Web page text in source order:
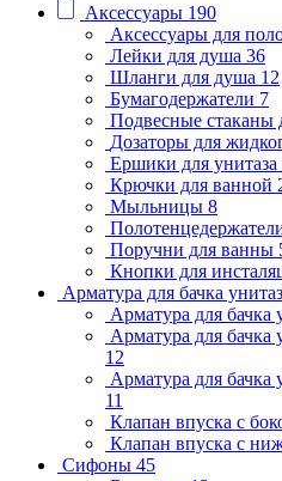
Аксессуары 190
Аксессуары для
Лейки для душа 36
Шланги для душа 12
Бумагодержатели 7
Подвесные стаканы
Дозаторы для
Ершики для унитаза
Крючки для ванной
Мыльницы 8
Поручни для ванны
Кнопки для
Арматура для бачка
Арматура для бачка
Арматура для бачка
12
Арматура для бачка
11
Клапан впуска с
Клапан впуска с
Сифоны 45